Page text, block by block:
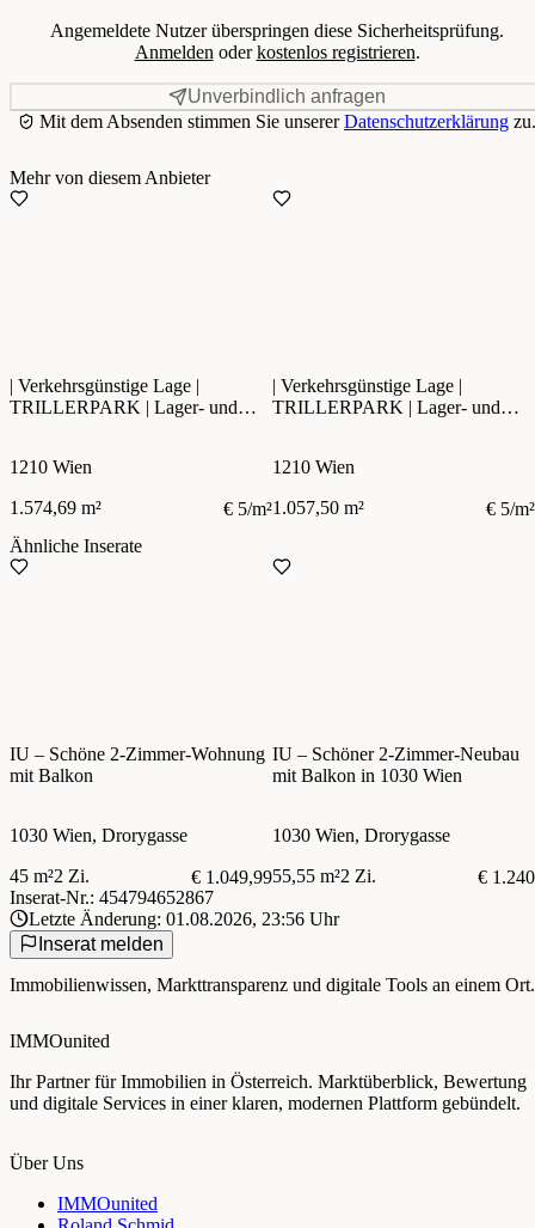
Angemeldete Nutzer überspringen diese Sicherheitsprüfung.
Anmelden oderkostenlos registrieren.
Unverbindlich anfragen
Mit dem Absenden stimmen Sie unsererDatenschutzerklärung zu.
Mehr von diesem Anbieter
| Verkehrsgünstige Lage |
TRILLERPARK | Lager- und
1210 Wien
1.574,69 m²
€ 5/m²
| Verkehrsgünstige Lage |
TRILLERPARK | Lager- und
1210 Wien
1.057,50 m²
€ 5/m²
Ähnliche Inserate
IU – Schöne 2-Zimmer-Wohnung
mit Balkon
1030 Wien, Drorygasse
45 m²2 Zi. € 1.049,99
IU – Schöner 2-Zimmer-Neubau
mit Balkon in 1030 Wien
1030 Wien, Drorygasse
55,55 m²2 Zi.
€ 1.240
Inserat-Nr.: 454794652867
Letzte Änderung: 01.08.2026, 23:56 Uhr
Inserat melden
Immobilienwissen, Markttransparenz und digitale Tools an einem Ort.
IMMOunited
Ihr Partner für Immobilien in Österreich. Marktüberblick, Bewertung
und digitale Services in einer klaren, modernen Plattform gebündelt.
Über Uns
IMMOunited